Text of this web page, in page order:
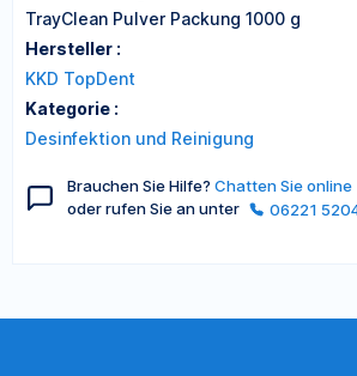
TrayClean Pulver Packung 1000 g
Hersteller :
KKD TopDent
Kategorie :
Desinfektion und Reinigung
Brauchen Sie Hilfe? Chatten Sie online
oder rufen Sie an unter
06221